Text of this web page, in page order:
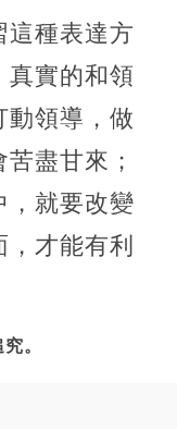
這種表達方
真實的和領
動領導，做
盡甘來；
，就要改變
才能有利
。